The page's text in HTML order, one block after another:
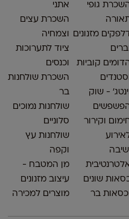
גופי
מזנונים
וברים
קוביות
וסטנדים
וינטג׳ - שוק
וקירור
שונים
וכסאות בר
אתני
השכרת עצים
וצמחיה
ציוד לתערוכות
וכנסים
השכרת שולחנות
בר
שולחנות נמוכים
סלוניים
שולחנות עץ
וקפה
מן המטבח -
עיצוב מזנונים
מוצרים למכירה